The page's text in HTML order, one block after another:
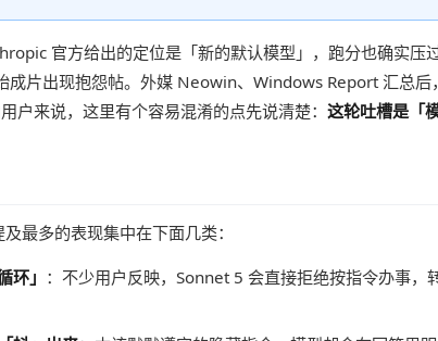
官方给出的定位是「新的默认模型」，跑分也确实压
成片出现抱怨帖。外媒 Neowin、Windows Report 汇总
户来说，这里有个容易混淆的点先说清楚： 这轮吐槽是「
最多的表现集中在下面几类：
环」 ：不少用户反映，Sonnet 5 会直接拒绝按指令办事